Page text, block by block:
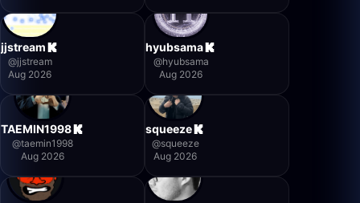
jjstream
@jjstream
Aug 2026
hyubsama
@hyubsama
Aug 2026
TAEMIN1998
@taemin1998
Aug 2026
squeeze
@squeeze
Aug 2026